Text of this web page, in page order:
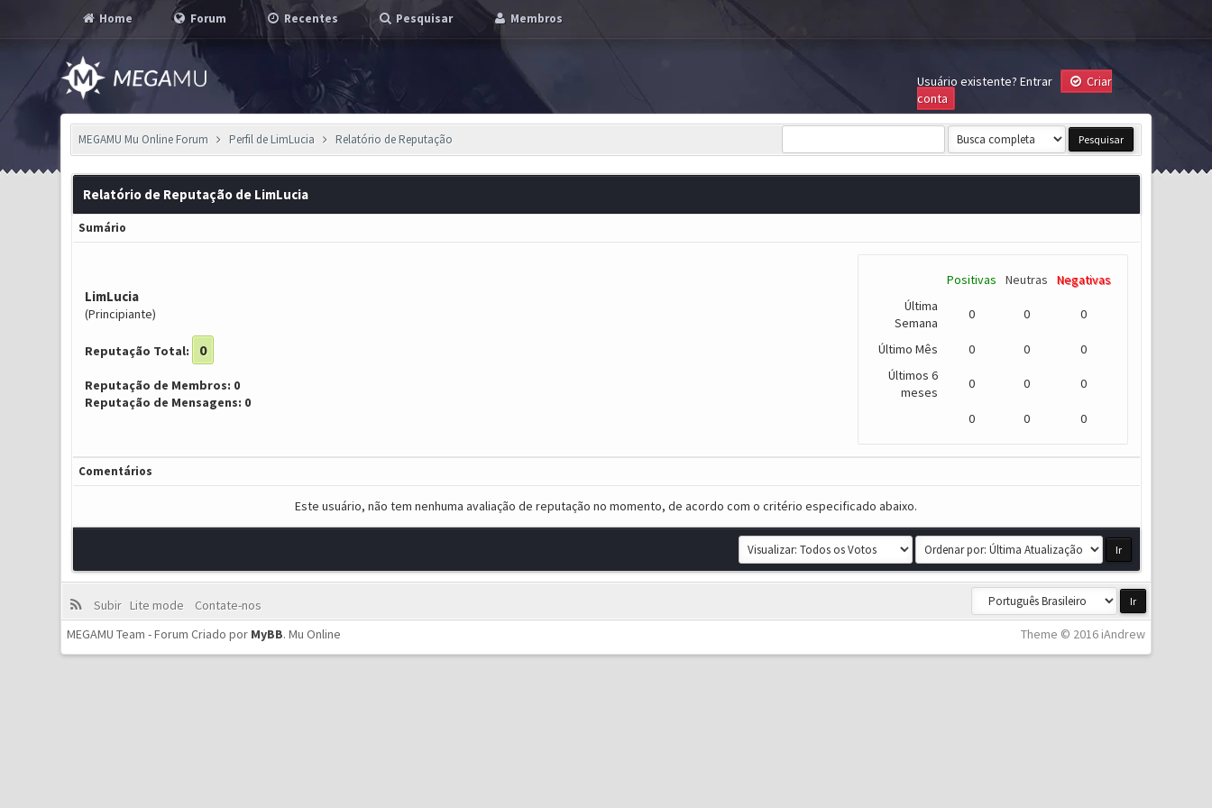
Home Forum Recentes Pesquisar Membros
Usuário existente? Entrar
Criar
conta
MEGAMU Mu Online Forum Perfil de LimLucia Relatório de Reputação
Relatório de Reputação de LimLucia
Sumário
LimLucia
(Principiante)
Reputação Total: 0
Reputação de Membros: 0
Reputação de Mensagens: 0
Positivas Neutras
Negativas
Última
Semana
0 0 0
Último Mês 0 0
0
Últimos 6
meses
0 0 0
0 0 0
Comentários
Este usuário, não tem nenhuma avaliação de reputação no momento, de acordo com o critério especificado abaixo.
Subir Lite mode
Contate-nos
Theme © 2016 iAndrew
MEGAMU Team - Forum Criado por MyBB.Mu Online